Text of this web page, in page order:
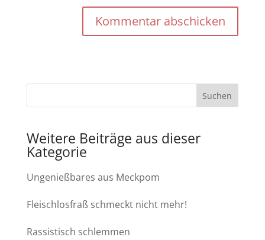
Kommentar abschicken
Weitere Beiträge aus dieser
Kategorie
Ungenießbares aus Meckpom
Fleischlosfraß schmeckt nicht mehr!
Rassistisch schlemmen